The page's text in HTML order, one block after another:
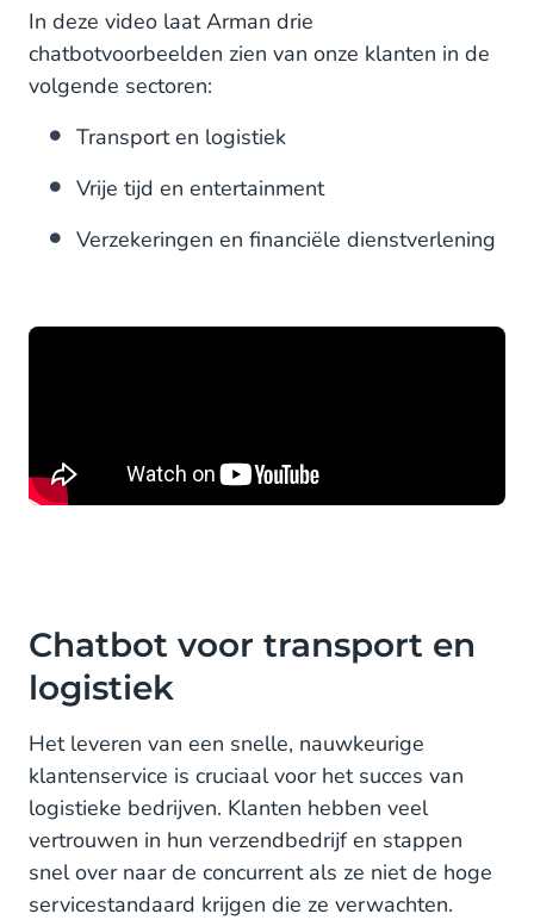
Chatbot voor transport en logistiek
Vrije tijd en entertainment chatbot
dienstverleners
In deze video laat Arman drie
chatbotvoorbeelden zien van onze klanten in de
volgende sectoren:
Transport en logistiek
Vrije tijd en entertainment
Verzekeringen en financiële dienstverlening
Chatbot voor transport en
logistiek
Het leveren van een snelle, nauwkeurige
klantenservice is cruciaal voor het succes van
logistieke bedrijven. Klanten hebben veel
vertrouwen in hun verzendbedrijf en stappen
snel over naar de concurrent als ze niet de hoge
servicestandaard krijgen die ze verwachten.